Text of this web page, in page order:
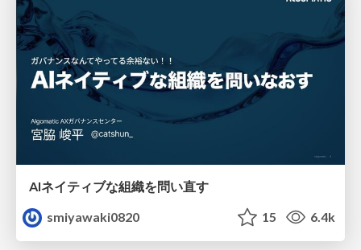
AIネイティブな組織を問い直す
smiyawaki0820
15 6.4k